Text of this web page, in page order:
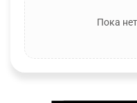
Пока